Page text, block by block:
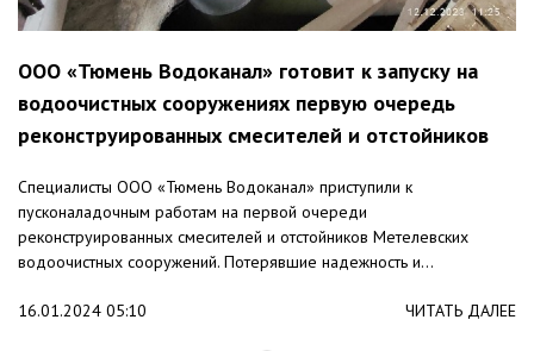
ООО «Тюмень Водоканал» готовит к запуску на
водоочистных сооружениях первую очередь
реконструированных смесителей и отстойников
Специалисты ООО «Тюмень Водоканал» приступили к
пусконаладочным работам на первой очереди
реконструированных смесителей и отстойников Метелевских
водоочистных сооружений. Потерявшие надежность и...
16.01.2024 05:10 ЧИТАТЬ ДАЛЕЕ